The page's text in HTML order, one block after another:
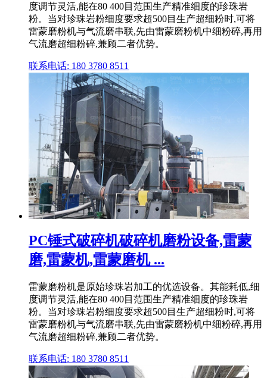
度调节灵活,能在80 400目范围生产精准细度的珍珠岩
粉。当对珍珠岩粉细度要求超500目生产超细粉时,可将
雷蒙磨粉机与气流磨串联,先由雷蒙磨粉机中细粉碎,再用
气流磨超细粉碎,兼顾二者优势。
联系电话: 180 3780 8511
PC锤式破碎机破碎机磨粉设备,雷蒙
磨,雷蒙机,雷蒙磨机 ...
雷蒙磨粉机是原始珍珠岩加工的优选设备。其能耗低,细
度调节灵活,能在80 400目范围生产精准细度的珍珠岩
粉。当对珍珠岩粉细度要求超500目生产超细粉时,可将
雷蒙磨粉机与气流磨串联,先由雷蒙磨粉机中细粉碎,再用
气流磨超细粉碎,兼顾二者优势。
联系电话: 180 3780 8511